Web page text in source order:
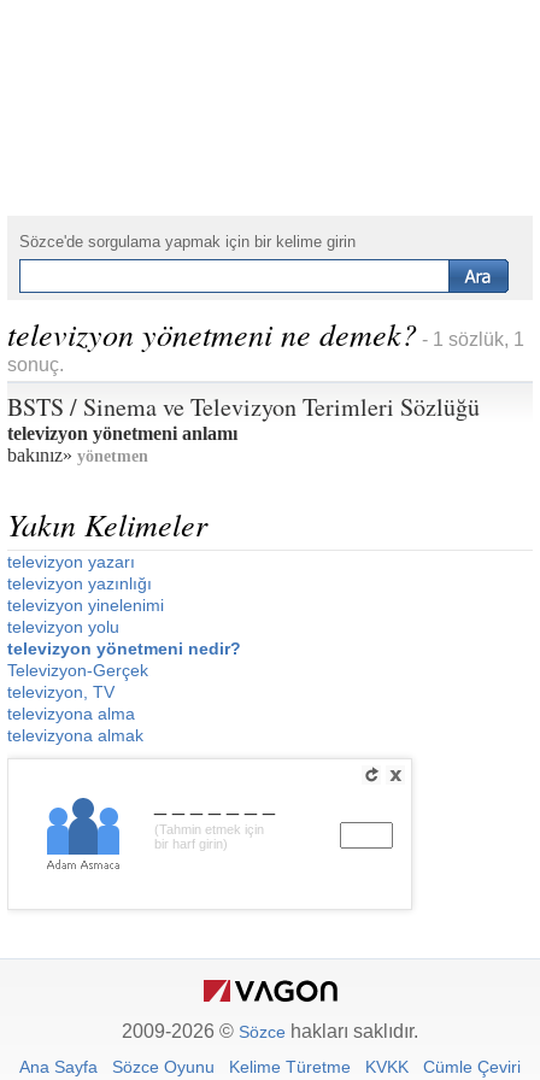
Sözce'de sorgulama yapmak için bir kelime girin
televizyon yönetmeni ne demek? - 1 sözlük, 1
sonuç.
BSTS / Sinema ve Televizyon Terimleri Sözlüğü
televizyon yönetmeni anlamı
bakınız» yönetmen
Yakın Kelimeler
televizyon yazarı
televizyon yazınlığı
televizyon yinelenimi
televizyon yolu
televizyon yönetmeni nedir?
Televizyon-Gerçek
televizyon, TV
televizyona alma
televizyona almak
(Tahmin etmek için
bir harf girin)
2009-2026 © Sözce hakları saklıdır.
Ana Sayfa Sözce Oyunu Kelime Türetme KVKK Cümle Çeviri